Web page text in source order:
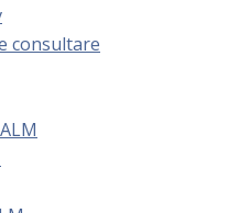
consultare